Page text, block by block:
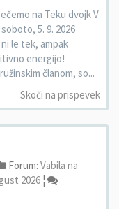
na Teku dvojk V
5. 9. 2026
le tek, ampak
energijo!
članom, so...
Skoči na prispevek
Forum: Vabila na
2026 ¦